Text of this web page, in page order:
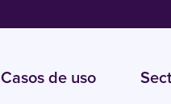
Casos de uso